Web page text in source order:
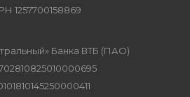
1257700158869
Банка ВТБ (ПАО)